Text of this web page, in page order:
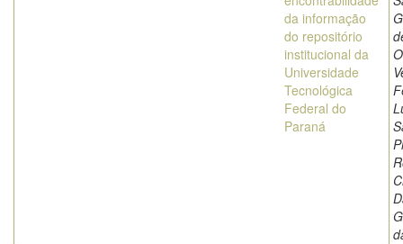
da informação
do repositório
institucional da
Universidade
Tecnológica
Federal do
Paraná